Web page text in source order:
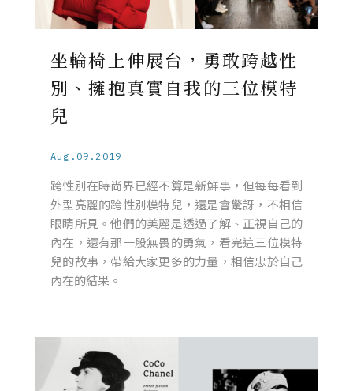
坐輪椅上伸展台，勇敢跨越性
別、擁抱真實自我的三位模特
兒
Aug.09.2019
跨性別在時尚界已經不算是新鮮事，但每每看到
外型亮麗的跨性別模特兒，還是會驚訝，不相信
眼睛所見。他們的美麗是透過了解、正視自己的
內在，還有那一股無畏的勇氣，看完這三位模特
兒的故事，帶給大家更多的力量，相信忠於自己
內在的結果。